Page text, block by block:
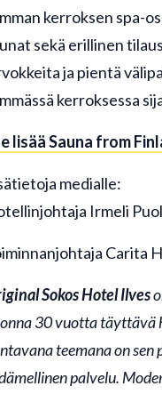
kerroksen spa-
sekä erillinen
ja pientä
kerroksessa
lisää Sauna from
medialle:
Irmeli
Carita
Sokos Hotel Ilves
30 vuotta täyttävä
teemana on
palvelu.